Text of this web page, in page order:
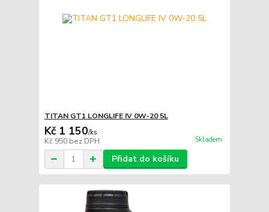
TITAN GT1 LONGLIFE IV 0W-20 5L
Kč 1 150/ks
Kč 950 bez DPH Skladem
Přidat do košíku